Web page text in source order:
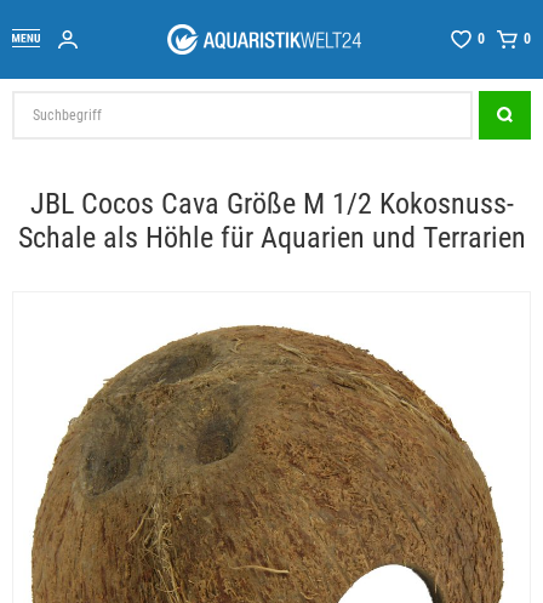
0 0
JBL Cocos Cava Größe M 1/2 Kokosnuss-
Schale als Höhle für Aquarien und Terrarien